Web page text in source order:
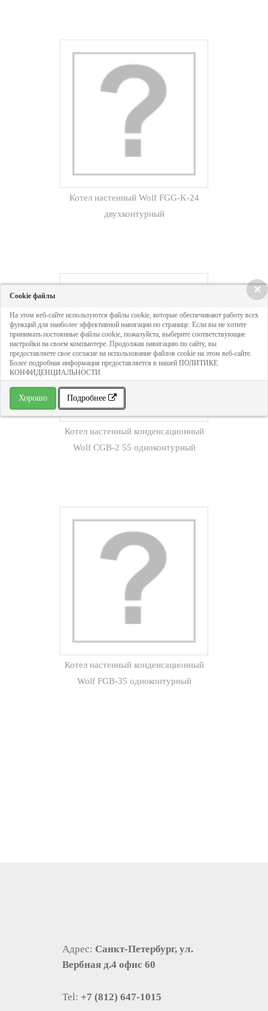
Котел настенный Wolf FGG-K-24
двухконтурный
Котел настенный конденсационный
Wolf CGB-2 55 одноконтурный
Котел настенный конденсационный
Wolf FGB-35 одноконтурный
Адрес: Санкт-Петербург, ул.
Вербная д.4 офис 60
Tel: +7 (812) 647-1015
×
Cookie файлы
На этом веб-сайте используются файлы cookie, которые обеспечивают работу всех
функций для наиболее эффективной навигации по странице. Если вы не хотите
принимать постоянные файлы cookie, пожалуйста, выберите соответствующие
настройки на своем компьютере. Продолжая навигацию по сайту, вы
предоставляете свое согласие на использование файлов cookie на этом веб-сайте.
Более подробная информация предоставляется в нашей ПОЛИТИКЕ
КОНФИДЕНЦИАЛЬНОСТИ.
Хорошо Подробнее